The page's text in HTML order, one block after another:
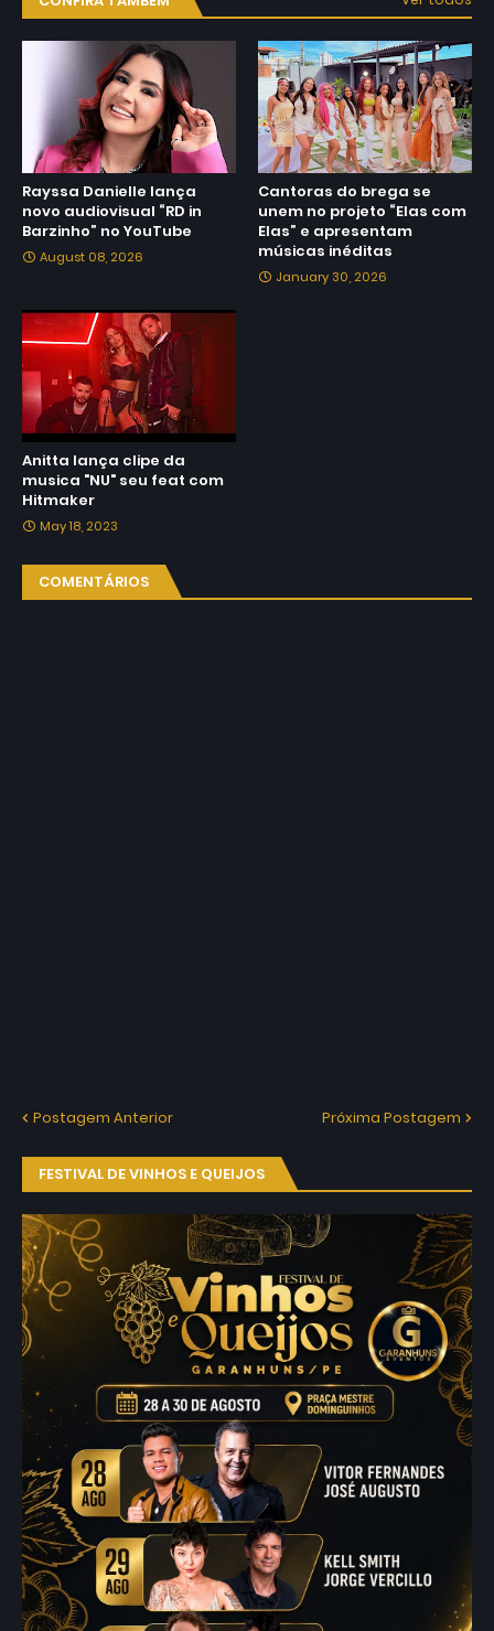
Rayssa Danielle lança
novo audiovisual “RD in
Barzinho” no YouTube
August 08, 2026
Cantoras do brega se
unem no projeto “Elas com
Elas” e apresentam
músicas inéditas
January 30, 2026
Anitta lança clipe da
musica "NU" seu feat com
Hitmaker
May 18, 2023
COMENTÁRIOS
Postagem Anterior Próxima Postagem
FESTIVAL DE VINHOS E QUEIJOS